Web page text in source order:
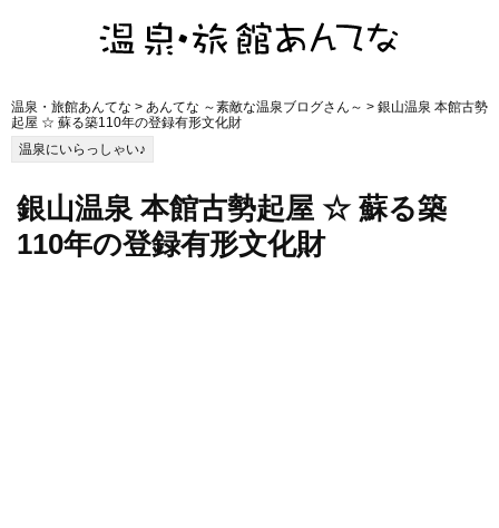
温泉・旅館あんてな > あんてな ～素敵な温泉ブログさん～ > 銀山温泉 本館古勢
起屋 ☆ 蘇る築110年の登録有形文化財
温泉にいらっしゃい♪
銀山温泉 本館古勢起屋 ☆ 蘇る築
110年の登録有形文化財